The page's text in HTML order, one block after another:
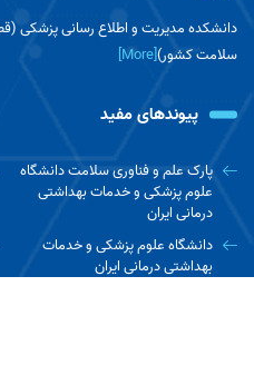
دانشکده مدیریت و اطلاع رسانی پزشکی
سلامت کشور)[More]
پیوندهای مفید
پارک علم و فناوری سلامت دانشگاه
علوم پزشکی و خدمات بهداشتی
درمانی ایران
دانشگاه علوم پزشکی و خدمات
بهداشتی درمانی ایران